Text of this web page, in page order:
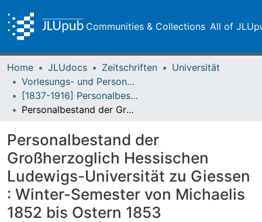
Communities & Collections All of
Home JLUdocs Zeitschriften
Universität
Vorlesungs- und Personalverzeichnis / Justus-Liebig-Universität Gießen
[1837-1916] Personalbestand / Verzeichnis der Studirenden der Großherzoglich Hessischen Ludwigs-Universität zu Giessen
Personalbestand der Großherzoglich Hessischen Ludewigs-Universität zu Giessen : Winter-Semester von Michaelis 1852 bis Ostern 1853
Personalbestand der
Großherzoglich Hessischen
Ludewigs-Universität zu Giessen
: Winter-Semester von Michaelis
1852 bis Ostern 1853